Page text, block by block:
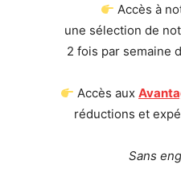
Accès à
une sélection de
2 fois par semaine
Accès aux
réductions et
Sans